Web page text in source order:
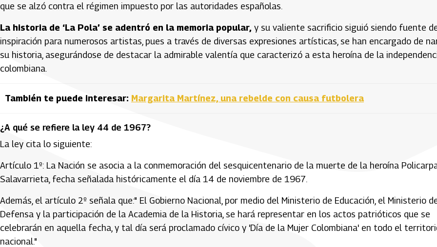
que se alzó contra el régimen impuesto por las autoridades españolas.
La historia de ‘La Pola’ se adentró en la memoria popular, y su valiente sacrificio siguió siendo fuente
inspiración para numerosos artistas, pues a través de diversas expresiones artísticas, se han encargado de
su historia, asegurándose de destacar la admirable valentía que caracterizó a esta heroína de la
colombiana.
También te puede interesar: Margarita Martínez, una rebelde con causa futbolera
¿A qué se refiere la ley 44 de 1967?
La ley cita lo siguiente:
Artículo 1º: La Nación se asocia a la conmemoración del sesquicentenario de la muerte de la heroína
Salavarrieta, fecha señalada históricamente el día 14 de noviembre de 1967.
Además, el artículo 2º señala que:" El Gobierno Nacional, por medio del Ministerio de Educación, el Ministerio
Defensa y la participación de la Academia de la Historia, se hará representar en los actos patrióticos que se
celebrarán en aquella fecha, y tal día será proclamado cívico y 'Día de la Mujer Colombiana' en todo el
nacional."